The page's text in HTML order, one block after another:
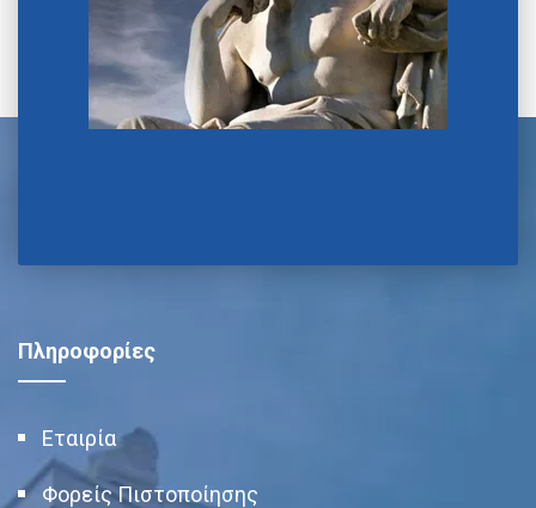
Πληροφορίες
Εταιρία
Φορείς Πιστοποίησης